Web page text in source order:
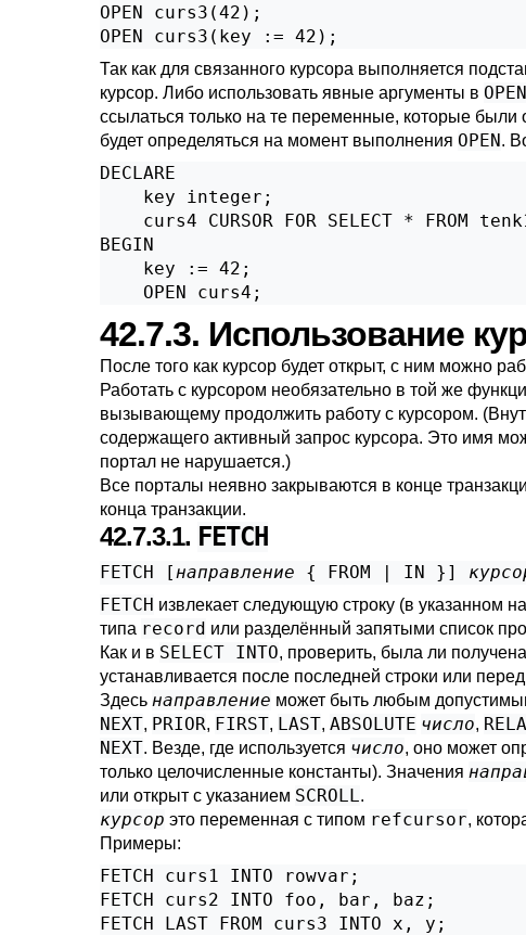
OPEN curs3(42);
OPEN curs3(key := 42);
Так как для связанного курсора выполняется
курсор. Либо использовать явные аргументы в OPEN
ссылаться только на те переменные, которые
будет определяться на момент выполнения OPEN.
DECLARE
    key integer;
curs4 CURSOR FOR SELECT * FROM
BEGIN
    key := 42;
    OPEN curs4;
42.7.3. Использование
После того как курсор будет открыт, с ним можно
Работать с курсором необязательно в той же
вызывающему продолжить работу с курсором.
содержащего активный запрос курсора. Это имя
портал не нарушается.)
Все порталы неявно закрываются в конце
конца транзакции.
42.7.3.1. FETCH
FETCH [направление { FROM | IN } ]
FETCH извлекает следующую строку (в указанном
типа record или разделённый запятыми список
Как и в SELECT INTO, проверить, была ли
устанавливается после последней строки или
Здесь направление может быть любым
NEXT, PRIOR, FIRST, LAST, ABSOLUTE число,
NEXT. Везде, где используется число, оно может
только целочисленные константы). Значения
или открыт с указанием SCROLL.
курсор это переменная с типом refcursor,
Примеры:
FETCH curs1 INTO rowvar;
FETCH curs2 INTO foo, bar, baz;
FETCH LAST FROM curs3 INTO x, y;